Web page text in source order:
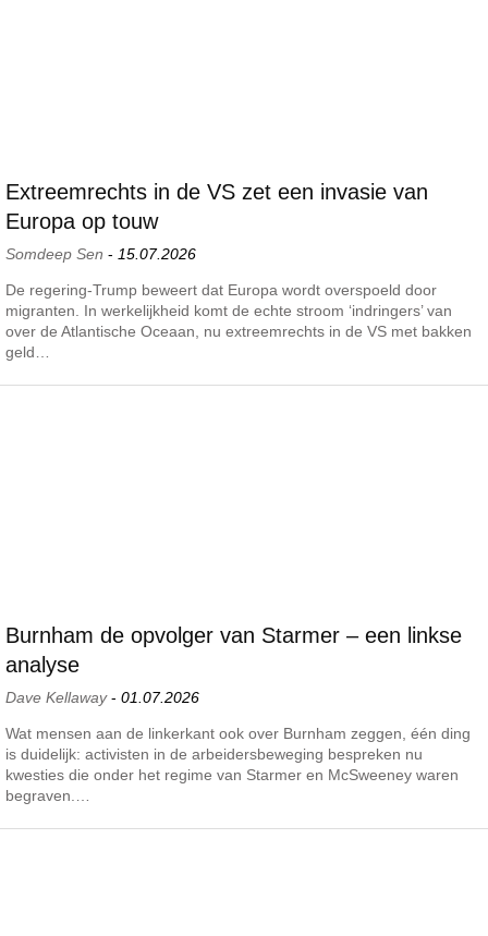
Extreemrechts in de VS zet een invasie van
Europa op touw
Somdeep Sen - 15.07.2026
De regering-Trump beweert dat Europa wordt overspoeld door
migranten. In werkelijkheid komt de echte stroom ‘indringers’ van
over de Atlantische Oceaan, nu extreemrechts in de VS met bakken
geld…
Burnham de opvolger van Starmer – een linkse
analyse
Dave Kellaway- 01.07.2026
Wat mensen aan de linkerkant ook over Burnham zeggen, één ding
is duidelijk: activisten in de arbeidersbeweging bespreken nu
kwesties die onder het regime van Starmer en McSweeney waren
begraven.…